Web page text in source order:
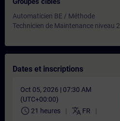
Automaticien BE / Méthode
Technicien de Maintenance niveau 2
Dates et inscriptions
Oct 05, 2026 | 07:30 AM
(UTC+00:00)
schedule 21 heures translate FR